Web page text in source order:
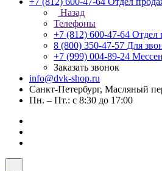
Назад
Телефоны
+7 (812) 600-47-64 Отдел
8 (800) 350-47-57 Для
+7 (999) 004-89-24
Заказать звонок
info@dvk-shop.ru
Санкт-Петербург, Масляный
Пн. – Пт.: с 8:30 до 17:00